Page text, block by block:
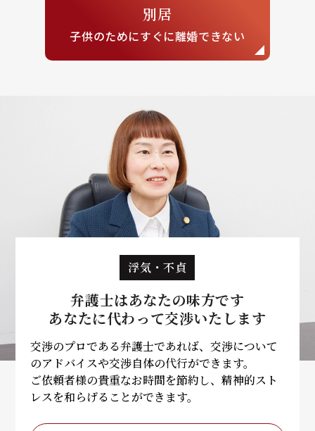
別居
子供のためにすぐに離婚できない
浮気・不貞
弁護士はあなたの味方です
あなたに代わって交渉いたします
交渉のプロである弁護士であれば、交渉について
のアドバイスや交渉自体の代行ができます。
ご依頼者様の貴重なお時間を節約し、精神的スト
レスを和らげることができます。